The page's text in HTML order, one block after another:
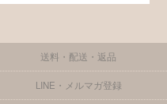
送料・配送・返品
LINE・メルマガ登録